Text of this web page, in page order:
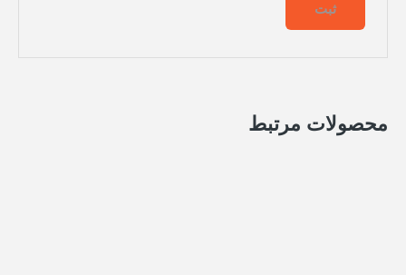
محصولات مرتبط